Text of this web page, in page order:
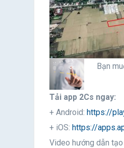
Bạn
Tải app 2Cs ngay:
+ Android: https://
+ iOS: https://
Video hướng dẫn